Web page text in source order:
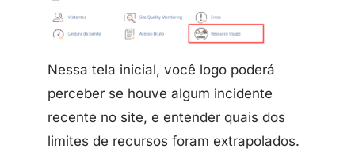
Nessa tela inicial, você logo poderá
perceber se houve algum incidente
recente no site, e entender quais dos
limites de recursos foram extrapolados.